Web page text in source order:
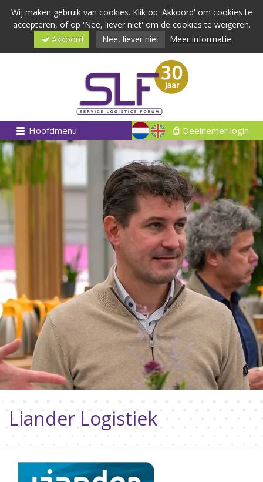
Wij maken gebruik van cookies. Klik op 'Akkoord' om cookies te
accepteren, of op 'Nee, liever niet' om de cookies te weigeren.
Akkoord
Nee, liever niet Meer informatie
Hoofdmenu Deelnemer login
Liander Logistiek